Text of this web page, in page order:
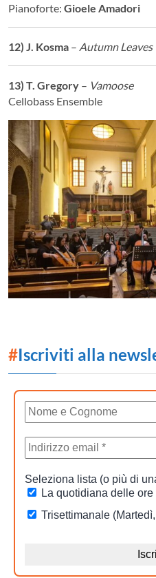
Pianoforte: Gioele Amadori
12) J. Kosma – Autumn Leaves
13) T. Gregory – Vamoose
Cellobass Ensemble
#Iscriviti alla